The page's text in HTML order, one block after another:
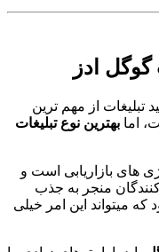
ادز
از مهم ترین
اما بهترین نوع تبلیغات
های بازاریابی است و
منجر به جذب
میتواند این امر خیلی